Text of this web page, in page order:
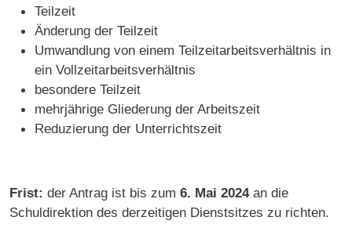
Teilzeit
Änderung der Teilzeit
Umwandlung von einem Teilzeitarbeitsverhältnis in
ein Vollzeitarbeitsverhältnis
besondere Teilzeit
mehrjährige Gliederung der Arbeitszeit
Reduzierung der Unterrichtszeit
Frist: der Antrag ist bis zum 6. Mai 2024 an die
Schuldirektion des derzeitigen Dienstsitzes zu richten.